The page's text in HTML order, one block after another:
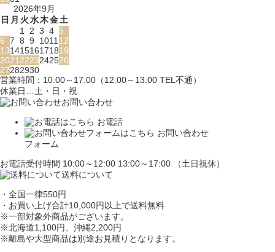
2026年9月
日 月 火水木金土
1
2 3 4 5
6 7 8 9 1011 12
13141516171819
2021 2223242526
27282930
営業時間：10:00～17:00（12:00～13:00 TEL不通）
休業日…土・日・祝
お問い合わせ
お電話
お問い合わせ
フォーム
お電話受付時間 10:00～12:00 13:00～17:00 （土日祝休）
送料について
・全国一律550円
・お買い上げ合計10,000円以上で送料無料
※一部対象外商品がございます。
※北海道1,100円 、沖縄2,200円
※離島や大型商品は別途お見積りとなります。